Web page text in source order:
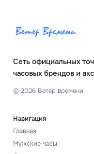
Сеть официальных
часовых брендов и
© 2026Ветер времени
Навигация
Главная
Мужские часы